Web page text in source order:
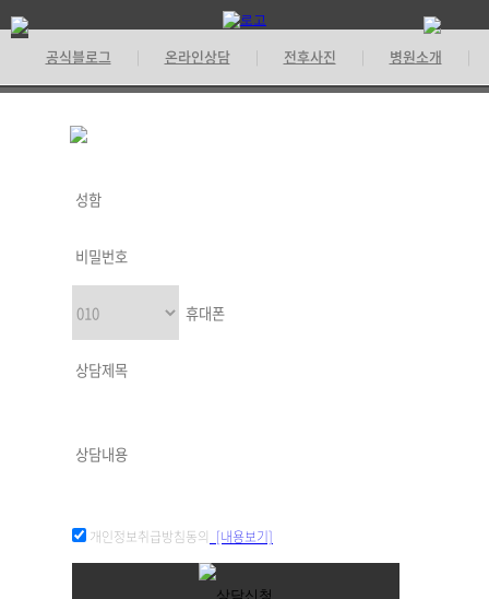
공식블로그 | 온라인상담 | 전후사진 | 병원소개 |
개인정보취급방침동의 [내용보기]